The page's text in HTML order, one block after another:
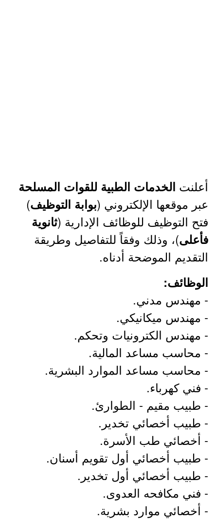
أعلنت الخدمات الطبية للقوات المسلحة
عبر موقعها الإلكتروني (بوابة التوظيف)
فتح التوظيف للوظائف الإدارية (ثانوية
فأعلى)، وذلك وفقاً للتفاصيل وطريقة
التقديم الموضحة أدناه.
الوظائف:
- مهندس مدني.
- مهندس ميكانيكي.
- مهندس الكترونيات وتحكم.
- محاسب مساعد المالية.
- محاسب مساعد الموارد البشرية.
- فني كهرباء.
- طبيب مقيم - الطوارئ.
- طبيب أخصائي تخدير.
- أخصائي طب الأسرة.
- طبيب أخصائي أول تقويم أسنان.
- طبيب أخصائي أول تخدير.
- فني مكافحه العدوى.
- أخصائي موارد بشرية.